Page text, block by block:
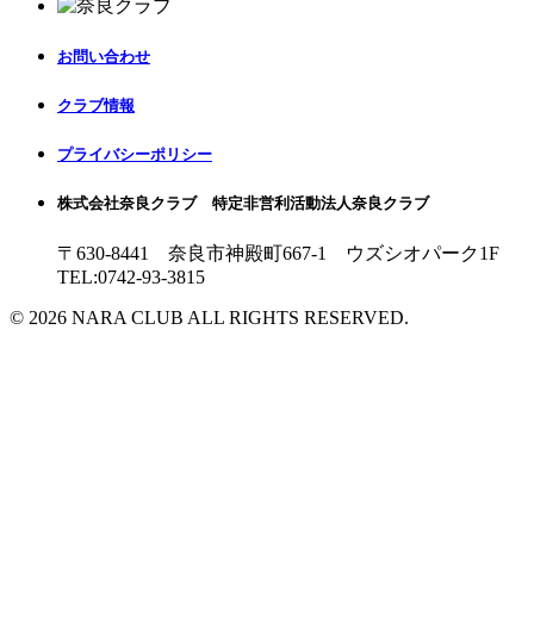
お問い合わせ
クラブ情報
プライバシーポリシー
株式会社奈良クラブ 特定非営利活動法人奈良クラブ
〒630-8441 奈良市神殿町667-1
ウズシオパーク1F
TEL:0742-93-3815
© 2026 NARA CLUB ALL RIGHTS RESERVED.